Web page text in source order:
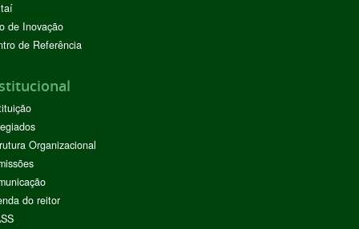
de Inovação
de Referência
Organizacional
do reitor